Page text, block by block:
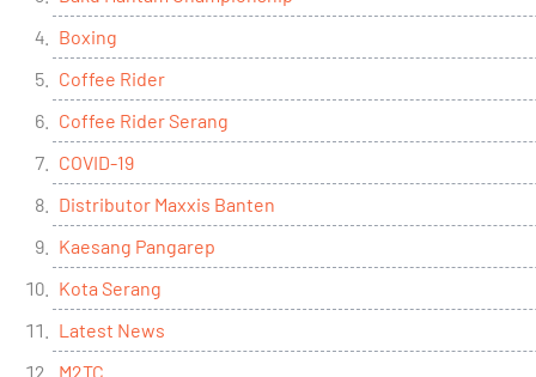
Boxing
Coffee Rider
Coffee Rider Serang
COVID-19
Distributor Maxxis Banten
Kaesang Pangarep
Kota Serang
Latest News
M2TC